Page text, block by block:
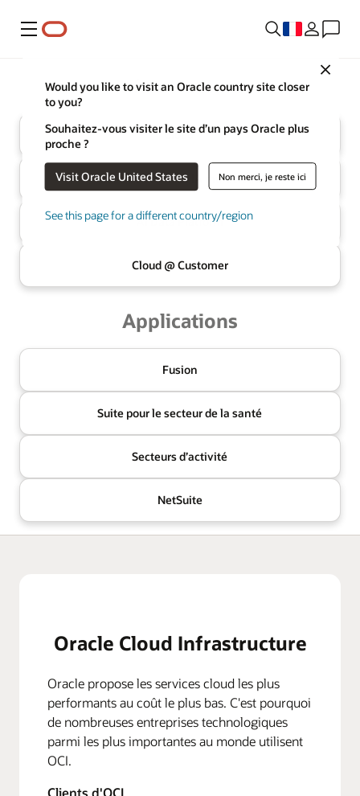
Menu
Close
Would you like to visit an Oracle country site closer
to you?
Souhaitez-vous visiter le site d’un pays Oracle plus
proche ?
Visit Oracle United States Non merci, je reste ici
See this page for a different country/region
Oracle Infrastructure
Cloud
Base de données IA multicloud
AI DataPlatform
Cloud @Customer
Applications
Fusion
Suite pour le secteur de la santé
Secteurs d’activité
NetSuite
Oracle Cloud Infrastructure
Oracle propose les services cloud les plus
performants au coût le plus bas. C'est pourquoi
de nombreuses entreprises technologiques
parmi les plus importantes au monde utilisent
OCI.
Clients d'OCI